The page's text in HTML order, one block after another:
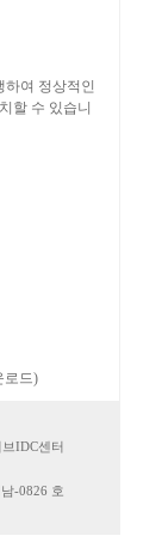
여 정상적인
할 수 있습니
로드)
IDC센터
-0826 호